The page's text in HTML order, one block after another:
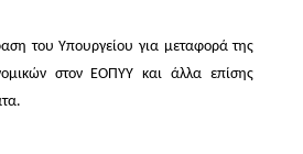
του Υπουργείου για μεταφορά της
στον ΕΟΠΥΥ και άλλα επίσης